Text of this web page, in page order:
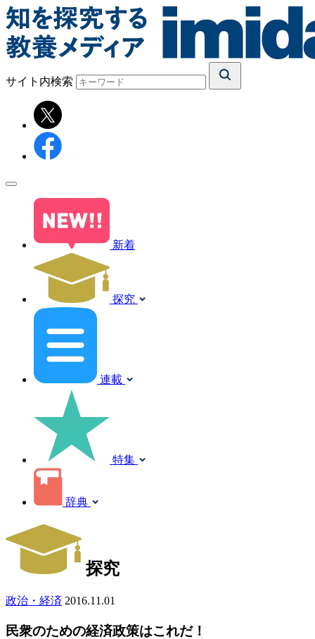
サイト内検索
新着
探究
連載
特集
辞典
探究
政治・経済 2016.11.01
民衆のための経済政策はこれだ！